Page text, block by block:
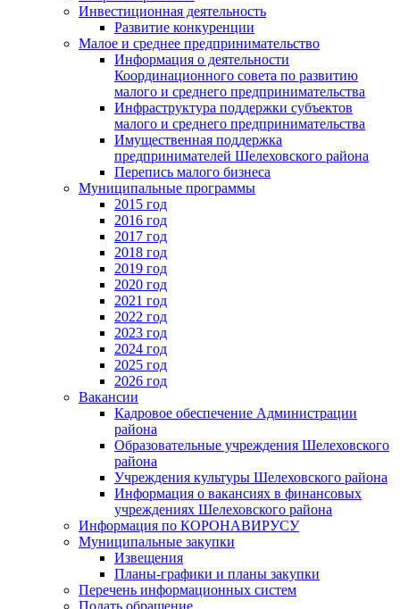
Инвестиционная деятельность
Развитие конкуренции
Малое и среднее предпринимательство
Информация о деятельности
Координационного совета по развитию
малого и среднего предпринимательства
Инфраструктура поддержки субъектов
малого и среднего предпринимательства
Имущественная поддержка
предпринимателей Шелеховского района
Перепись малого бизнеса
Муниципальные программы
2015 год
2016 год
2017 год
2018 год
2019 год
2020 год
2021 год
2022 год
2023 год
2024 год
2025 год
2026 год
Вакансии
Кадровое обеспечение Администрации
района
Образовательные учреждения Шелеховского
района
Учреждения культуры Шелеховского района
Информация о вакансиях в финансовых
учреждениях Шелеховского района
Информация по КОРОНАВИРУСУ
Муниципальные закупки
Извещения
Планы-графики и планы закупки
Перечень информационных систем
Подать обращение